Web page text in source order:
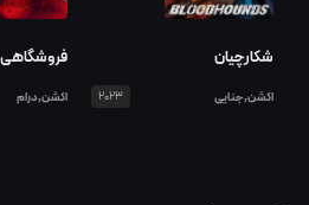
شکارچیان
اکشن,جنایی 2023
فروشگاهی
اکشن,درام